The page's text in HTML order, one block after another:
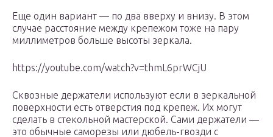
Еще один вариант — по два вверху и внизу. В этом
случае расстояние между крепежом тоже на пару
миллиметров больше высоты зеркала.
https://youtube.com/watch?v=thmL6prWCjU
Сквозные держатели используют если в зеркальной
поверхности есть отверстия под крепеж. Их могут
сделать в стекольной мастерской. Сами держатели —
это обычные саморезы или дюбель-гвозди с